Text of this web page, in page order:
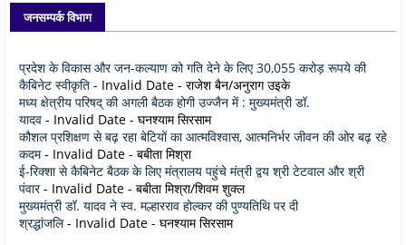
जनसम्पर्क विभाग
प्रदेश के विकास और जन-कल्याण को गति देने के लिए 30,055 करोड़ रूपये की
कैबिनेट स्वीकृति - Invalid Date - राजेश बैन/अनुराग उइके
मध्य क्षेत्रीय परिषद् की अगली बैठक होगी उज्जैन में : मुख्यमंत्री डॉ.
यादव - Invalid Date - घनश्याम सिरसाम
कौशल प्रशिक्षण से बढ़ रहा बेटियों का आत्मविश्वास, आत्मनिर्भर जीवन की ओर बढ़ रहे
कदम- Invalid Date - बबीता मिश्रा
ई-रिक्शा से कैबिनेट बैठक के लिए मंत्रालय पहुंचे मंत्री द्वय श्री टेटवाल और श्री
पंवार- Invalid Date - बबीता मिश्रा/शिवम शुक्ल
मुख्यमंत्री डॉ. यादव ने स्व. मल्हारराव होल्कर की पुण्यतिथि पर दी
श्रद्धांजलि- Invalid Date - घनश्याम सिरसाम